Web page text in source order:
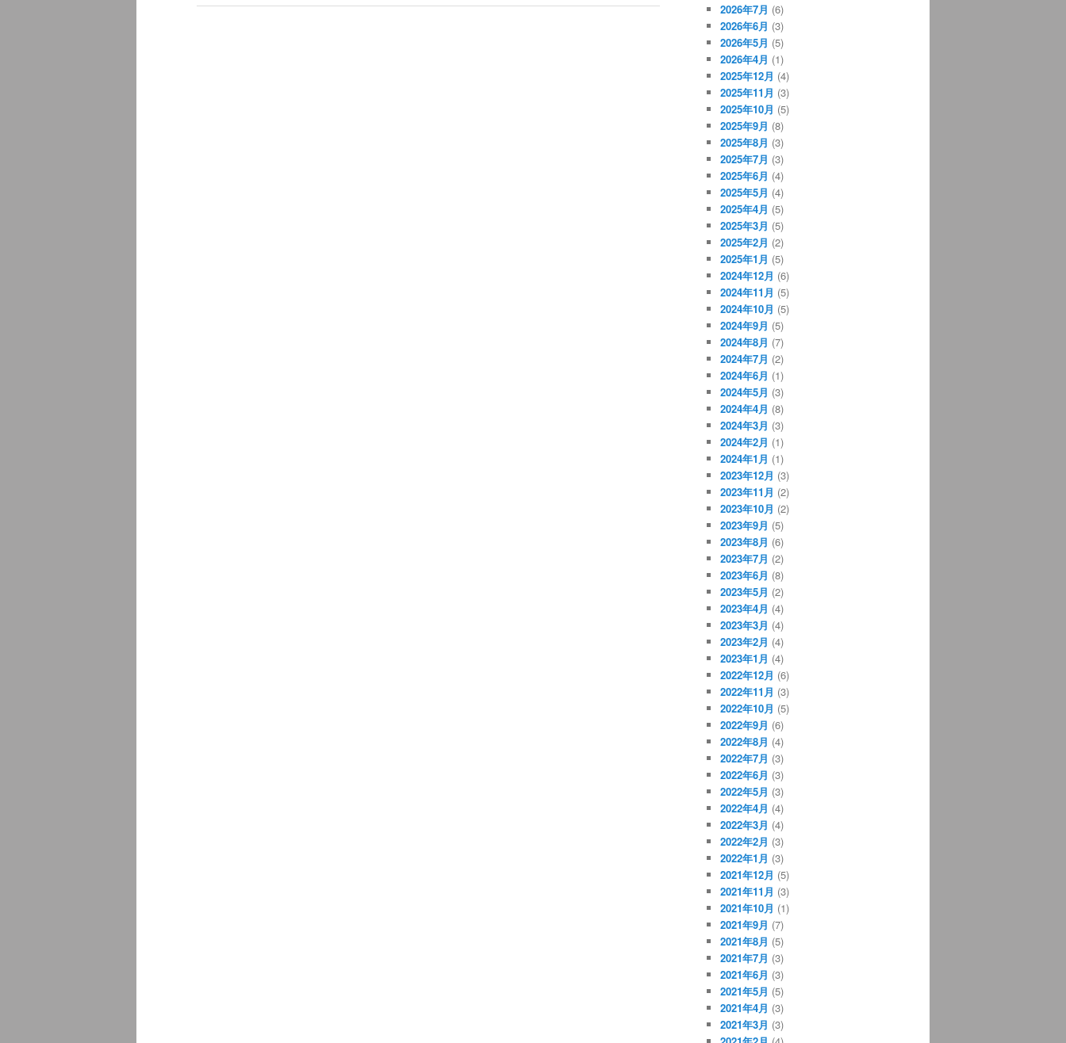
2026年7月 (6)
2026年6月 (3)
2026年5月 (5)
2026年4月 (1)
2025年12月 (4)
2025年11月 (3)
2025年10月 (5)
2025年9月 (8)
2025年8月 (3)
2025年7月 (3)
2025年6月 (4)
2025年5月 (4)
2025年4月 (5)
2025年3月 (5)
2025年2月 (2)
2025年1月 (5)
2024年12月 (6)
2024年11月 (5)
2024年10月 (5)
2024年9月 (5)
2024年8月 (7)
2024年7月 (2)
2024年6月 (1)
2024年5月 (3)
2024年4月 (8)
2024年3月 (3)
2024年2月 (1)
2024年1月 (1)
2023年12月 (3)
2023年11月 (2)
2023年10月 (2)
2023年9月 (5)
2023年8月 (6)
2023年7月 (2)
2023年6月 (8)
2023年5月 (2)
2023年4月 (4)
2023年3月 (4)
2023年2月 (4)
2023年1月 (4)
2022年12月 (6)
2022年11月 (3)
2022年10月 (5)
2022年9月 (6)
2022年8月 (4)
2022年7月 (3)
2022年6月 (3)
2022年5月 (3)
2022年4月 (4)
2022年3月 (4)
2022年2月 (3)
2022年1月 (3)
2021年12月 (5)
2021年11月 (3)
2021年10月 (1)
2021年9月 (7)
2021年8月 (5)
2021年7月 (3)
2021年6月 (3)
2021年5月 (5)
2021年4月 (3)
2021年3月 (3)